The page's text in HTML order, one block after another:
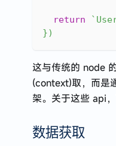
return `
})
这与传统的 node
(context)取，而是
架。关于这些 api
数据获取